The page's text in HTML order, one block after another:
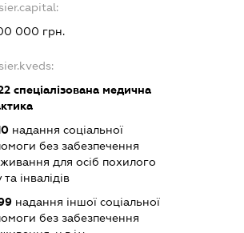
000 грн.
спеціалізована медична
надання соціальної
без забезпечення
для осіб похилого
та інвалідів
надання іншої соціальної
без забезпечення